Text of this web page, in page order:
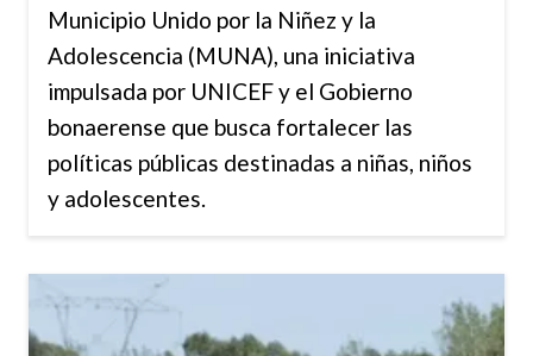
Municipio Unido por la Niñez y la
Adolescencia (MUNA), una iniciativa
impulsada por UNICEF y el Gobierno
bonaerense que busca fortalecer las
políticas públicas destinadas a niñas, niños
y adolescentes.